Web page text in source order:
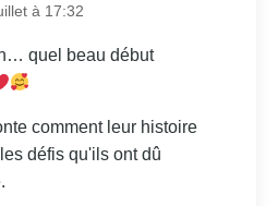
à 17:32
quel beau début
comment leur histoire
défis qu'ils ont dû